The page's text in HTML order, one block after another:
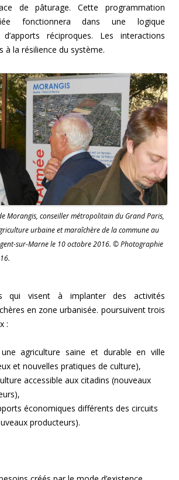
de pâturage. Cette programmation
fonctionnera dans une logique
réciproques. Les interactions
à la résilience du système.
Morangis, conseiller métropolitain du Grand Paris,
urbaine et maraîchère de la commune au
sur-Marne le 10 octobre 2016. © Photographie
qui visent à implanter des activités
en zone urbanisée. poursuivent trois
:
agriculture saine et durable en ville
et nouvelles pratiques de culture),
accessible aux citadins (nouveaux
économiques différents des circuits
producteurs).